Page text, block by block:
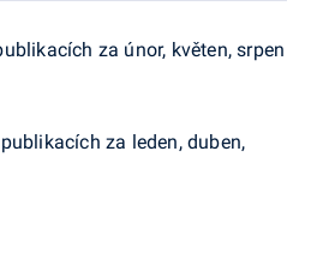
za únor, květen, srpen
za leden, duben,